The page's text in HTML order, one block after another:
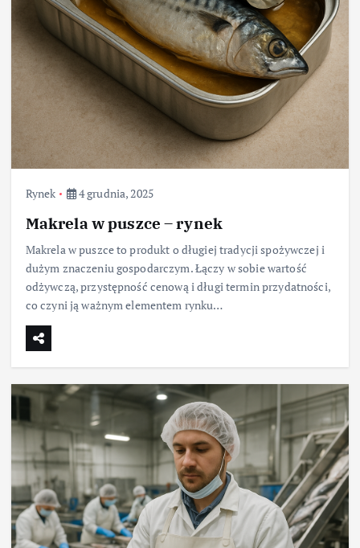
Rynek 4 grudnia, 2025
Makrela w puszce – rynek
Makrela w puszce to produkt o długiej tradycji spożywczej i
dużym znaczeniu gospodarczym. Łączy w sobie wartość
odżywczą, przystępność cenową i długi termin przydatności,
co czyni ją ważnym elementem rynku…